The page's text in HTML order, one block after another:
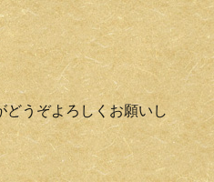
うぞよろしくお願いし